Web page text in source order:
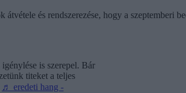
és rendszerezése, hogy a szeptemberi
is szerepel. Bár
titeket a teljes
♬ eredeti hang -